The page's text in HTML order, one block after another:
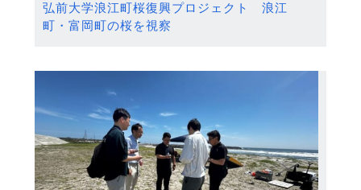
弘前大学浪江町桜復興プロジェクト 浪江
町・富岡町の桜を視察